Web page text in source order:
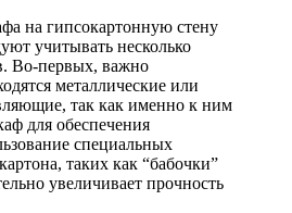
на гипсокартонную стену
учитывать несколько
Во-первых, важно
металлические или
так как именно к ним
для обеспечения
специальных
таких как “бабочки”
увеличивает прочность